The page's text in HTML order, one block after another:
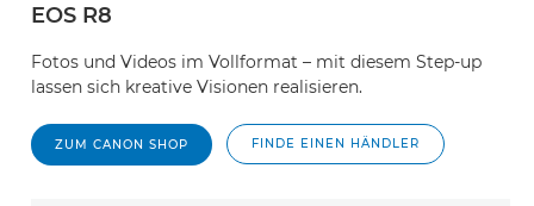
EOS R8
Fotos und Videos im Vollformat – mit diesem Step-up
lassen sich kreative Visionen realisieren.
ZUM CANON SHOP FINDE EINEN HÄNDLER